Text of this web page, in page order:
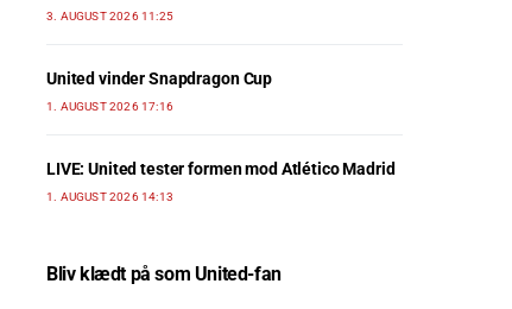
3. AUGUST 2026 11:25
United vinder Snapdragon Cup
1. AUGUST 2026 17:16
LIVE: United tester formen mod Atlético Madrid
1. AUGUST 2026 14:13
Bliv klædt på som United-fan